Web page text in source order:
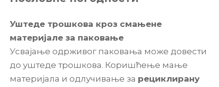
Уштеде трошкова кроз смањене
материјале за паковање
Усвајање одрживог паковања може довести
до уштеде трошкова. Коришћење мање
материјала и одлучивање за рециклирану